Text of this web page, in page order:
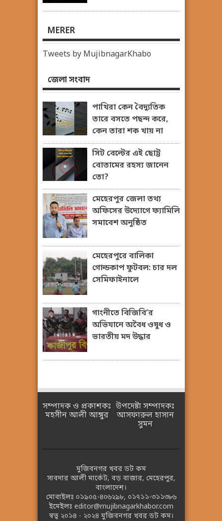
MERER
Tweets by MujibnagarKhabo
জেলা সংবাদ
পাখিরা কেন বৈদ্যুতিক
তারে বসতে পছন্দ করে,
কেন তারা শক খায় না
সিট বেল্টের এই ছোট্ট
বোতামের রহস্য জানেন
তো?
মেহেরপুর জেলা তথ্য
অফিসের উদ্যোগে ফ্যামিলি
সমাবেশ অনুষ্ঠিত
মেহেরপুরে বালিকা
গোল্ডকাপ ফুটবল: চার দল
সেমিফাইনালে
গাংনীতে বিজিবি’র
অভিযানে অবৈধ ওষুধ ও
ভারতীয় মদ উদ্ধার
সম্পাদক ও প্রকাশকঃ
মহসীন আলী আঙ্গুর
উপদেষ্টা সম্পাদকঃ
আসফারুল হাসান
সুমন
মুজিবনগর খবর ডট কম
সাবদার আলী মার্কেট, বড় বাজার, মেহেরপুর,
বাংলাদেশ।
মোবাইলঃ ০১৯০৫-৪০৬২৯৮, ০১৭১১-৩১১৩৮৬
ইমেইলঃ editor@mujibnagarkhabor.com
স্বত্ব ২০১৪ - ২০২৪ মুজিবনগর খবর ডট কম।